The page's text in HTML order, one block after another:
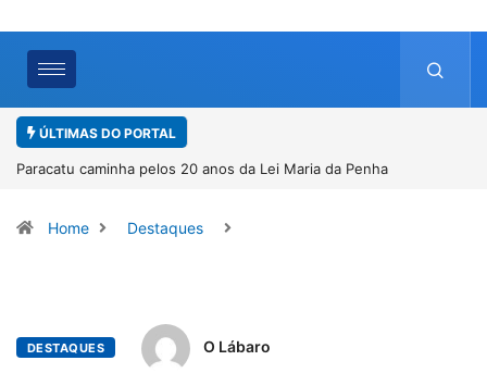
ÚLTIMAS DO PORTAL
PenhaProjeto CUTUCAR abre nova edição e semeia o futuro
Home Destaques
DESTAQUES O Lábaro